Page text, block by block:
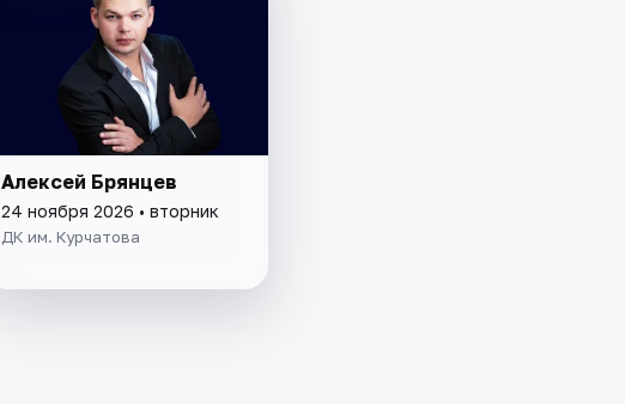
Алексей Брянцев
24 ноября 2026 • вторник
ДК им. Курчатова